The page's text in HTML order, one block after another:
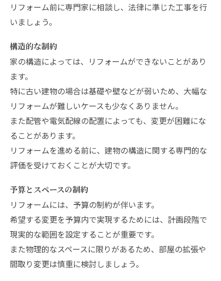
リフォーム前に専門家に相談し、法律に準じた工事を行
いましょう。
構造的な制約
家の構造によっては、リフォームができないことがあり
ます。
特に古い建物の場合は基礎や壁などが弱いため、大幅な
リフォームが難しいケースも少なくありません。
また配管や電気配線の配置によっても、変更が困難にな
ることがあります。
リフォームを進める前に、建物の構造に関する専門的な
評価を受けておくことが大切です。
予算とスペースの制約
リフォームには、予算の制約が伴います。
希望する変更を予算内で実現するためには、計画段階で
現実的な範囲を設定することが重要です。
また物理的なスペースに限りがあるため、部屋の拡張や
間取り変更は慎重に検討しましょう。